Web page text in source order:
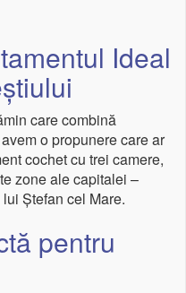
Ideal
care combină
o propunere care ar
cochet cu trei camere,
zone ale capitalei –
Ștefan cel Mare.
pentru